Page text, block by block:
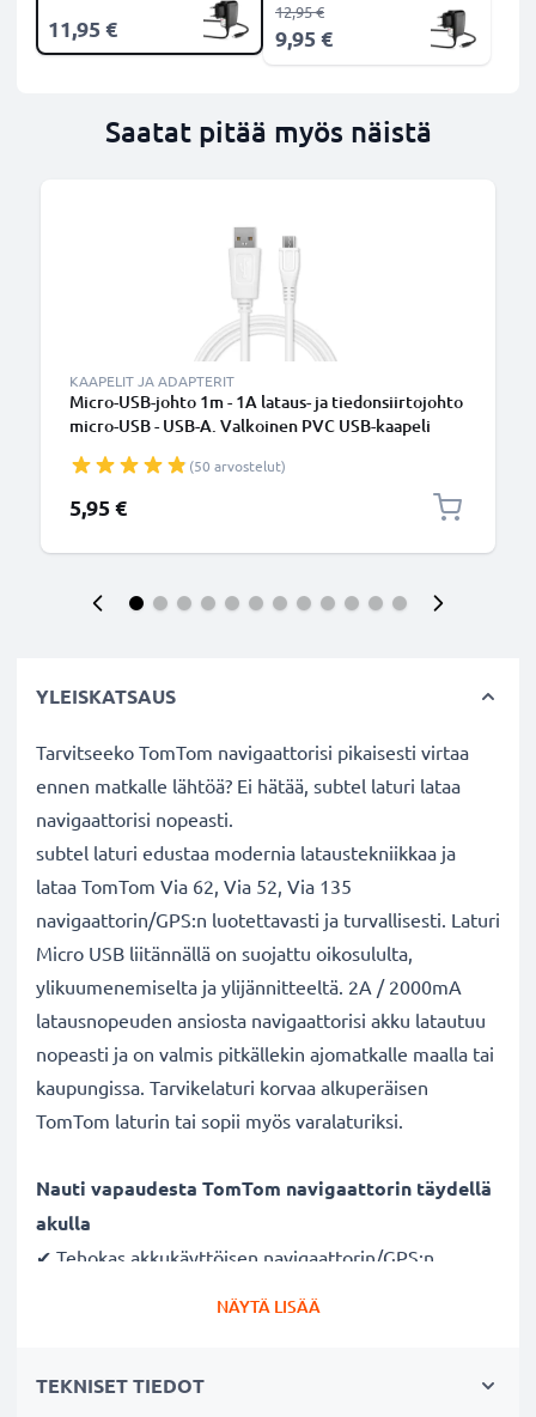
11,95 € 9,95 €
12,95 €
Saatat pitää myös näistä
KAAPELIT JA ADAPTERIT
Micro-USB-johto 1m - 1A lataus- ja tiedonsiirtojohto
micro-USB - USB-A. Valkoinen PVC USB-kaapeli
(50 arvostelut)
5,95 €
YLEISKATSAUS
Tarvitseeko TomTom navigaattorisi pikaisesti virtaa
ennen matkalle lähtöä? Ei hätää, subtel laturi lataa
navigaattorisi nopeasti.
subtel laturi edustaa modernia lataustekniikkaa ja
lataa TomTom Via 62, Via 52, Via 135
navigaattorin/GPS:n luotettavasti ja turvallisesti. Laturi
Micro USB liitännällä on suojattu oikosululta,
ylikuumenemiselta ja ylijännitteeltä. 2A / 2000mA
latausnopeuden ansiosta navigaattorisi akku latautuu
nopeasti ja on valmis pitkällekin ajomatkalle maalla tai
kaupungissa. Tarvikelaturi korvaa alkuperäisen
TomTom laturin tai sopii myös varalaturiksi.
Nauti vapaudesta TomTom navigaattorin täydellä
akulla
✔ Tehokas akkukäyttöisen navigaattorin/GPS:n
✔ Pieni ja kevyt - sopii myös matkalaturiksi reissuun
NÄYTÄ LISÄÄ
TEKNISET TIEDOT